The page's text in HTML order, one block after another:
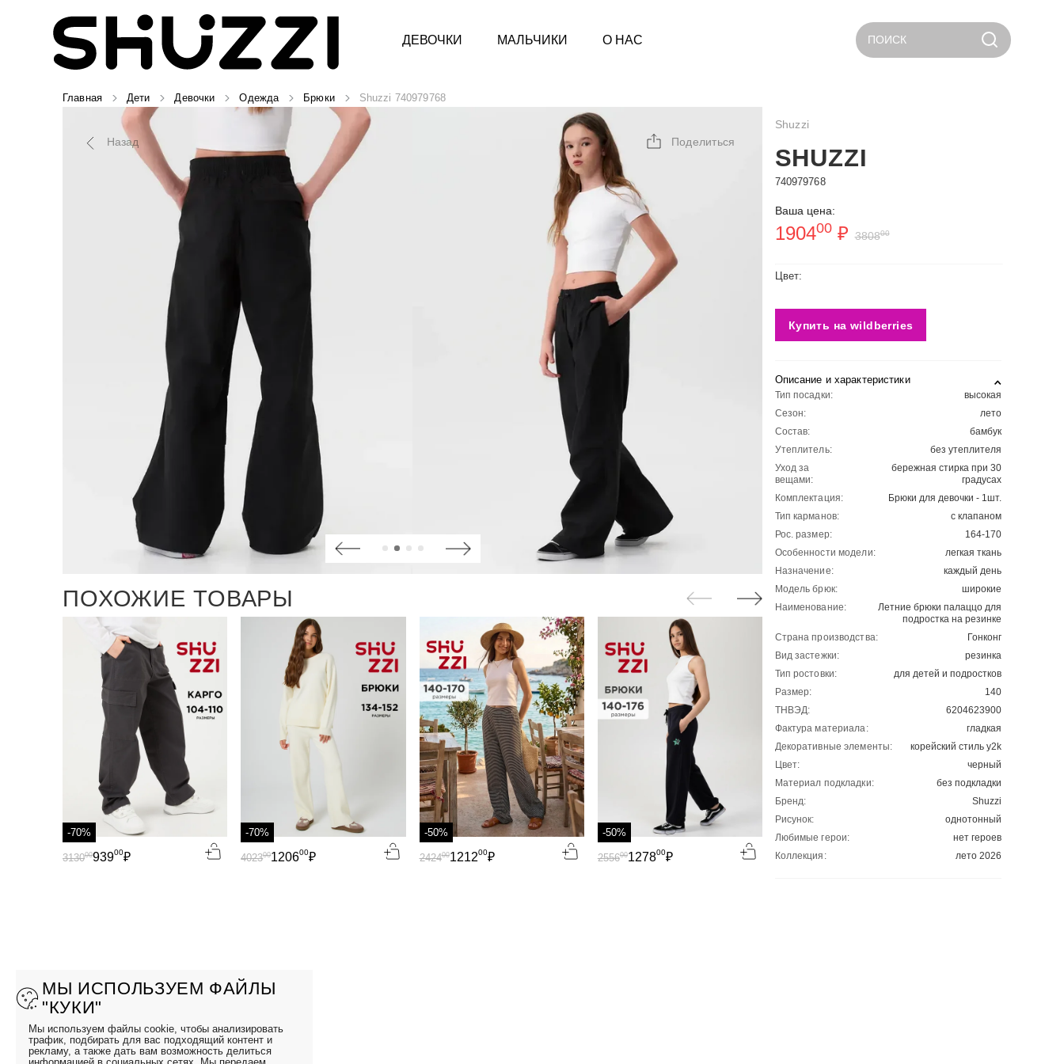
ДЕВОЧКИ МАЛЬЧИКИ О НАС ПОИСК
Главная Дети Девочки Одежда Брюки Shuzzi 740979768
Назад Поделиться
ПОХОЖИЕ ТОВАРЫ
-70%
93900₽
313000
-70%
120600₽
402300
-50%
121200₽
242400
-50%
127800₽
255600
-50%
1308
261600 1329
265800
Shuzzi
SHUZZI
740979768
Ваша цена:
190400₽ 380800
Цвет:
Купить на wildberries
Описание и характеристики
Тип посадки:
высокая
Сезон:
лето
Состав:
бамбук
Утеплитель:
без утеплителя
Уход за
вещами:
бережная стирка при 30
градусах
Комплектация:
Брюки для девочки - 1шт.
Тип карманов:
с клапаном
Рос. размер:
164-170
Особенности модели:
легкая ткань
Назначение:
каждый день
Модель брюк:
широкие
Наименование:
Летние брюки палаццо для
подростка на резинке
Страна производства:
Гонконг
Вид застежки:
резинка
Тип ростовки:
для детей и подростков
Размер:
140
ТНВЭД:
6204623900
Фактура материала:
гладкая
Декоративные элементы:
корейский стиль y2k
Цвет:
черный
Материал подкладки:
без подкладки
Бренд:
Shuzzi
Рисунок:
однотонный
Любимые герои:
нет героев
Коллекция:
лето 2026
МЫ ИСПОЛЬЗУЕМ ФАЙЛЫ
"КУКИ"
Мы используем файлы cookie, чтобы анализировать
трафик, подбирать для вас подходящий контент и
рекламу, а также дать вам возможность делиться